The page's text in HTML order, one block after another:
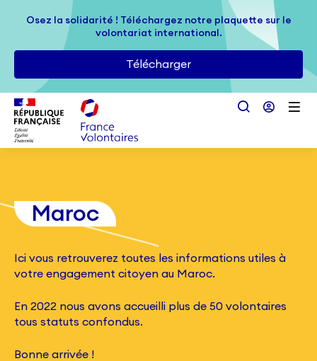
Passer au contenu principal
Osez la solidarité ! Téléchargez notre plaquette sur le
volontariat international.
Télécharger
Osez la solidarité ! Téléchargez notre plaquette sur le
volontariat international.
Télécharger
Maroc
Ici vous retrouverez toutes les informations utiles à
votre engagement citoyen au Maroc.
En 2022 nous avons accueilli plus de 50 volontaires
tous statuts confondus.
Bonne arrivée !